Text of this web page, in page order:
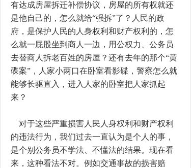
有达成房屋拆迁补偿协议，房屋的所有权就还
是他自己的，怎么就给“强拆”了？人民的政
府，是保护人民的人身权利和财产权利的，怎
么就一屁股坐到商人一边，用公权力、公务员
去替商人拆老百姓的房屋？还有去年的那个“黄
碟案”，人家小两口在卧室看影碟，警察怎么就
能够长驱直入，进入人家的卧室把人家抓起
来？
对于这些严重损害人民人身权利和财产权利
的违法行为，我们过去一直认为是个人的事，
是个别公务员不学法、不懂法的结果。现在看
来，这种看法不对。例如交通事故的损害赔